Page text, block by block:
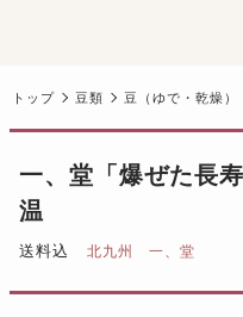
トップ 豆類 豆（ゆで・乾燥）
一、堂「爆ぜた長
温
送料込 北九州 一、堂